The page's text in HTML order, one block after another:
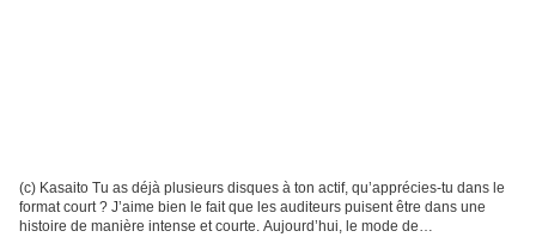
(c) Kasaito Tu as déjà plusieurs disques à ton actif, qu’apprécies-tu dans le
format court ? J’aime bien le fait que les auditeurs puisent être dans une
histoire de manière intense et courte. Aujourd’hui, le mode de